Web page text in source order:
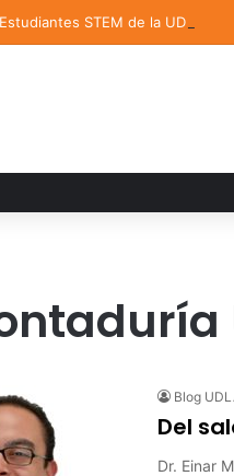
Estudiantes STEM de la UDLAP
Blog
Del
Dr. Einar